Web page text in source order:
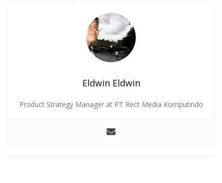
Eldwin Eldwin
Product Strategy Manager at PT Rect Media Komputindo